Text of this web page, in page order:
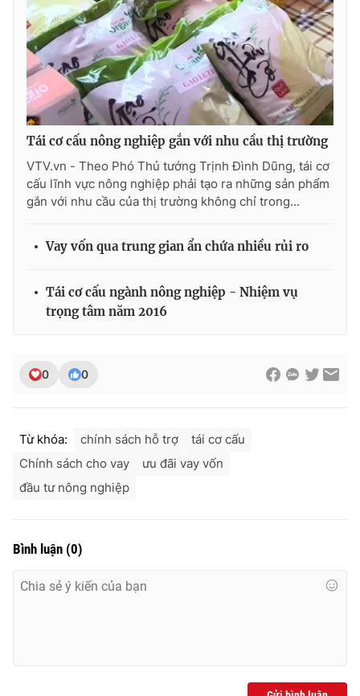
THỜI BÁO VTV
Cơ quan chủ quản: Đài Truyền hình Việt Nam
Giấy phép hoạt động báo in và báo điện tử số 483/GP-BTTTT
Tổng Biên tập: Vũ Thanh Thủy
Phó Tổng Biên tập:Nguyễn Thị Mỹ Hạnh, Phạm Quốc Thắng,
Ðiện thoại Thời báo VTV:
Tái cơ cấu nông nghiệp gắn với nhu cầu thị trường
VTV.vn - Theo Phó Thủ tướng Trịnh Đình Dũng, tái cơ
cấu lĩnh vực nông nghiệp phải tạo ra những sản phẩm
gắn với nhu cầu của thị trường không chỉ trong...
Vay vốn qua trung gian ẩn chứa nhiều rủi ro
Tái cơ cấu ngành nông nghiệp - Nhiệm vụ
trọng tâm năm 2016
0 0
Từ khóa: chính sách hỗ trợ
tái cơ cấu
Chính sách cho vay
ưu đãi vay vốn
đầu tư nông nghiệp
Bình luận (0)